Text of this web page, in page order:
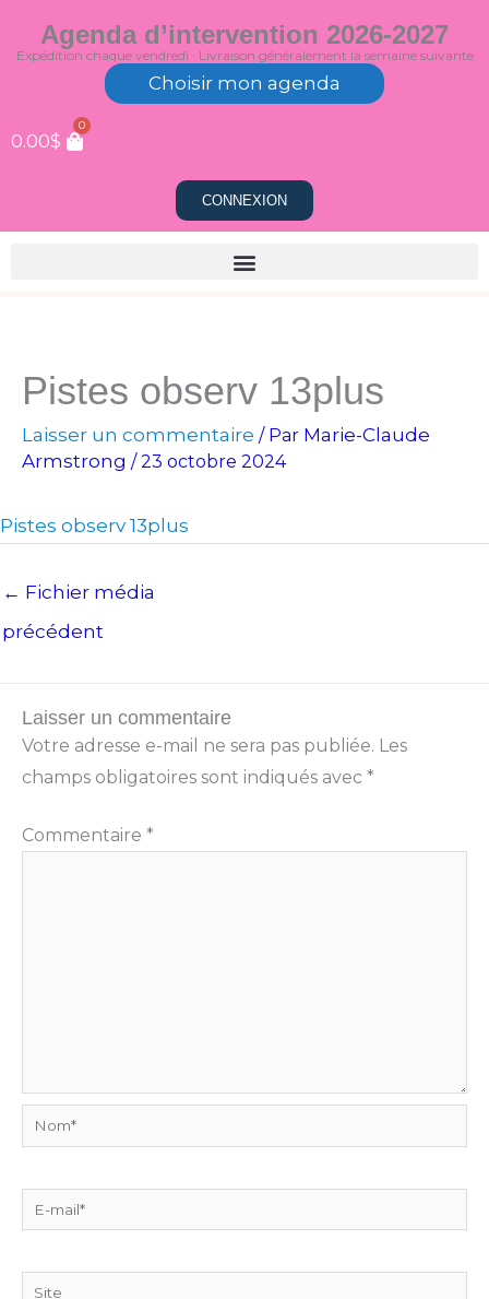
au
Agenda d’intervention 2026-2027
Expédition chaque vendredi · Livraison généralement la semaine suivante
Choisir mon agenda
0.00$
0
CONNEXION
Pistes observ 13plus
Laisser un commentaire / Par Marie-Claude
Armstrong /23 octobre 2024
Pistes observ 13plus
← Fichier média
précédent
Laisser un commentaire
Votre adresse e-mail ne sera pas publiée. Les
champs obligatoires sont indiqués avec *
Commentaire *
Nom*
E-
mail*
Site